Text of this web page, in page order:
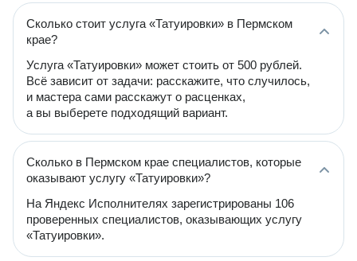
Сколько стоит услуга «Татуировки» в Пермском
крае?
Услуга «Татуировки» может стоить от 500 рублей.
Всё зависит от задачи: расскажите, что случилось,
и мастера сами расскажут о расценках,
а вы выберете подходящий вариант.
Сколько в Пермском крае специалистов, которые
оказывают услугу «Татуировки»?
На Яндекс Исполнителях зарегистрированы 106
проверенных специалистов, оказывающих услугу
«Татуировки».